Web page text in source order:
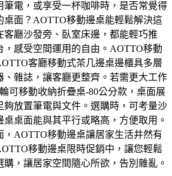
筆電，或享受一杯咖啡時，是否常覺得
桌面？AOTTO移動邊桌能輕鬆解決這
客廳沙發旁、臥室床邊，都能輕巧推
，感受空間運用的自由。AOTTO移動
客廳移動式茶几邊桌邊櫃具多層
、雜誌，讓客廳更整齊。若需更大工作
可移動收納折疊桌-80公分款，桌面展
夠放置筆電與文件。選購時，可考量沙
桌面能與其平行或略高，方便取用。
，AOTTO移動邊桌讓居家生活井然有
移動邊桌限時促銷中，讓您輕鬆
，讓居家空間隨心所欲，告別雜亂。